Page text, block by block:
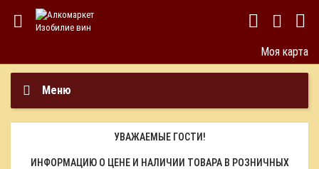
Моя карта
Меню
УВАЖАЕМЫЕ ГОСТИ!
ИНФОРМАЦИЮ О ЦЕНЕ И НАЛИЧИИ ТОВАРА В РОЗНИЧНЫХ